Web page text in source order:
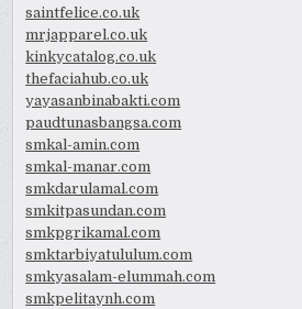
saintfelice.co.uk
mrjapparel.co.uk
kinkycatalog.co.uk
thefaciahub.co.uk
yayasanbinabakti.com
paudtunasbangsa.com
smkal-amin.com
smkal-manar.com
smkdarulamal.com
smkitpasundan.com
smkpgrikamal.com
smktarbiyatululum.com
smkyasalam-elummah.com
smkpelitaynh.com